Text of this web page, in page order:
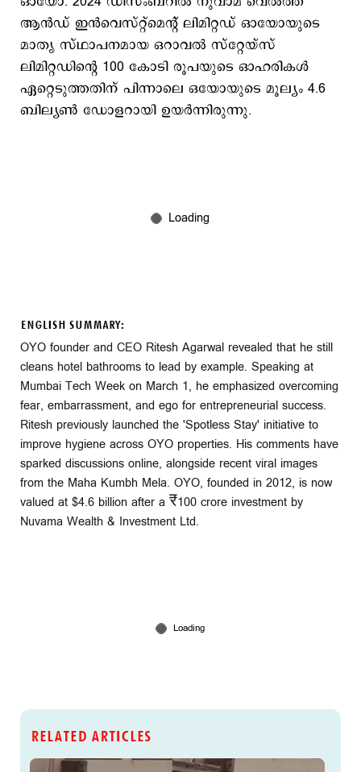
ആൻഡ് ഇൻവെസ്റ്റ്‌മെന്റ് ലിമിറ്റഡ് ഓയോയുടെ
മാതൃ സ്ഥാപനമായ ഒറാവൽ സ്റ്റേയ്‌സ്
ലിമിറ്റഡിന്റെ 100 കോടി രൂപയുടെ ഓഹരികൾ
ഏറ്റെടുത്തതിന് പിന്നാലെ ഒയോയുടെ മൂല്യം 4.6
ബില്യൺ ഡോളറായി ഉയർന്നിരുന്നു.
ENGLISH SUMMARY:
OYO founder and CEO Ritesh Agarwal revealed that he still
cleans hotel bathrooms to lead by example. Speaking at
Mumbai Tech Week on March 1, he emphasized overcoming
fear, embarrassment, and ego for entrepreneurial success.
Ritesh previously launched the 'Spotless Stay' initiative to
improve hygiene across OYO properties. His comments have
sparked discussions online, alongside recent viral images
from the Maha Kumbh Mela. OYO, founded in 2012, is now
valued at $4.6 billion after a ₹100 crore investment by
Nuvama Wealth & Investment Ltd.
RELATED ARTICLES